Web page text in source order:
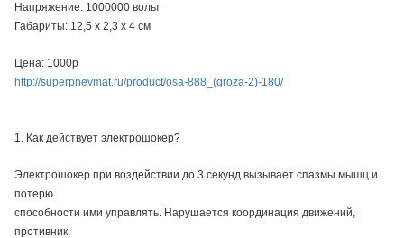
Напряжение: 1000000 вольт
Габариты: 12,5 х 2,3 х 4 см
Цена: 1000р
http://superpnevmat.ru/product/osa-888_(groza-2)-180/
1. Как действует электрошокер?
Электрошокер при воздействии до 3 секунд вызывает спазмы мышц и
потерю
способности ими управлять. Нарушается координация движений,
противник